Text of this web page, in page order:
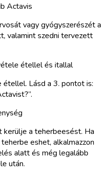
Actavis
vagy gyógyszerészét a
valamint szedni tervezett
étellel és itallal
Lásd a 3. pontot is:
a teherbeesést. Ha
eshet, alkalmazzon
alatt és még legalább
után.